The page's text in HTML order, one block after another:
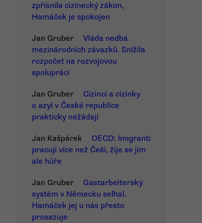
zpřísnila cizinecký zákon,
Hamáček je spokojen
Jan Gruber
Vláda nedbá
mezinárodních závazků. Snížila
rozpočet na rozvojovou
spolupráci
Jan Gruber
Cizinci a cizinky
o azyl v České republice
prakticky nežádají
Jan Kašpárek
OECD: Imigranti
pracují více než Češi, žije se jim
ale hůře
Jan Gruber
Gastarbeiterský
systém v Německu selhal.
Hamáček jej u nás přesto
prosazuje